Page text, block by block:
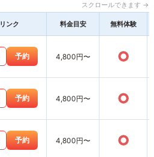
スクロールできます →
リンク 料金目安 無料体験
予約 4,800円〜 ○
予約 4,800円〜 ○
予約 4,800円〜 ○